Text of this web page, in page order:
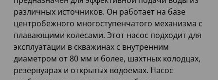
различных источников. Он работает на базе
центробежного многоступенчатого механизма с
плавающими колесами. Этот насос подходит для
эксплуатации в скважинах с внутренним
диаметром от 80 мм и более, шахтных колодцах,
резервуарах и открытых водоемах. Насос